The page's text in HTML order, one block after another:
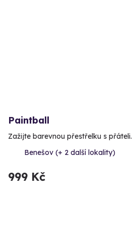
Paintball
Zažijte barevnou přestřelku s přáteli.
Benešov (+ 2 další lokality)
999 Kč